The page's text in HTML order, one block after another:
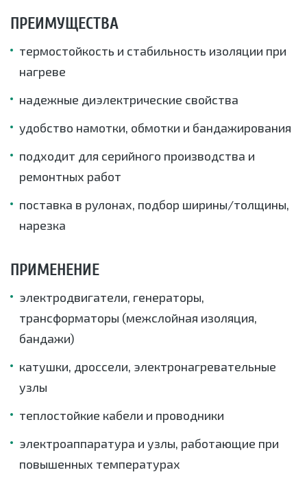
ПРЕИМУЩЕСТВА
термостойкость и стабильность изоляции при
нагреве
надежные диэлектрические свойства
удобство намотки, обмотки и бандажирования
подходит для серийного производства и
ремонтных работ
поставка в рулонах, подбор ширины/толщины,
нарезка
ПРИМЕНЕНИЕ
электродвигатели, генераторы,
трансформаторы (межслойная изоляция,
бандажи)
катушки, дроссели, электронагревательные
узлы
теплостойкие кабели и проводники
электроаппаратура и узлы, работающие при
повышенных температурах